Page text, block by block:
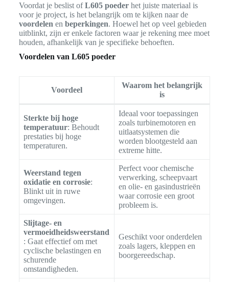
Voordat je beslist ofL605 poederhet juiste materiaal is
voor je project, is het belangrijk om te kijken naar de
voordelen en beperkingen. Hoewel het op veel gebieden
uitblinkt, zijn er enkele factoren waar je rekening mee moet
houden, afhankelijk van je specifieke behoeften.
Voordelen van L605 poeder
Voordeel
Waarom het belangrijk
is
Sterkte bij hoge
temperatuur: Behoudt
prestaties bij hoge
temperaturen.
Ideaal voor toepassingen
zoals turbinemotoren en
uitlaatsystemen die
worden blootgesteld aan
extreme hitte.
Weerstand tegen
oxidatie en corrosie:
Blinkt uit in ruwe
omgevingen.
Perfect voor chemische
verwerking, scheepvaart
en olie- en gasindustrieën
waar corrosie een groot
probleem is.
Slijtage- en
vermoeidheidsweerstand
: Gaat effectief om met
cyclische belastingen en
schurende
omstandigheden.
Geschikt voor onderdelen
zoals lagers, kleppen en
boorgereedschap.